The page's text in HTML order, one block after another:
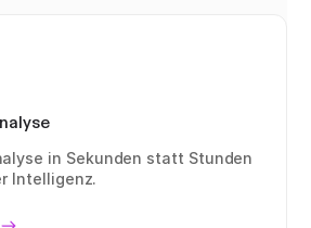
in Sekunden statt Stunden
Intelligenz.